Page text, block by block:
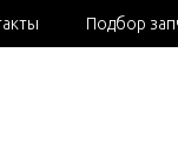
Подбор